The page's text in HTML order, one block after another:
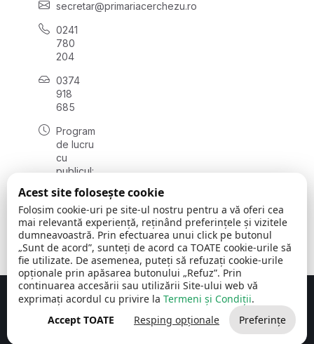
secretar@primariacerchezu.ro
0241
780
204
0374
918
685
Program
de lucru
cu
publicul:
08:00 -
16:30
, vineri:
08:00 -
14:00
Comuna Cerchezu © 2026Toate drepturile rezervate
Concept realizat de Big Media Relații Publice SRL
Acest site folosește cookie
Folosim cookie-uri pe site-ul nostru pentru a vă oferi cea
mai relevantă experiență, reținând preferințele și vizitele
dumneavoastră. Prin efectuarea unui click pe butonul
„Sunt de acord”, sunteți de acord ca TOATE cookie-urile să
fie utilizate. De asemenea, puteți să refuzați cookie-urile
opționale prin apăsarea butonului „Refuz”. Prin
continuarea accesării sau utilizării Site-ului web vă
exprimați acordul cu privire la Termeni și Condiții.
Accept TOATE
Resping opționale Preferințe